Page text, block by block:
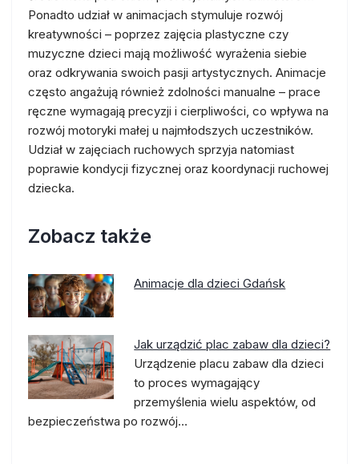
Ponadto udział w animacjach stymuluje rozwój
kreatywności – poprzez zajęcia plastyczne czy
muzyczne dzieci mają możliwość wyrażenia siebie
oraz odkrywania swoich pasji artystycznych. Animacje
często angażują również zdolności manualne – prace
ręczne wymagają precyzji i cierpliwości, co wpływa na
rozwój motoryki małej u najmłodszych uczestników.
Udział w zajęciach ruchowych sprzyja natomiast
poprawie kondycji fizycznej oraz koordynacji ruchowej
dziecka.
Zobacz także
Animacje dla dzieci Gdańsk
Jak urządzić plac zabaw dla dzieci?
Urządzenie placu zabaw dla dzieci
to proces wymagający
przemyślenia wielu aspektów, od
bezpieczeństwa po rozwój…